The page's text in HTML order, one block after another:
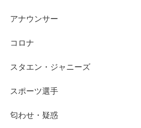
アナウンサー
コロナ
スタエン・ジャニーズ
スポーツ選手
匂わせ・疑惑